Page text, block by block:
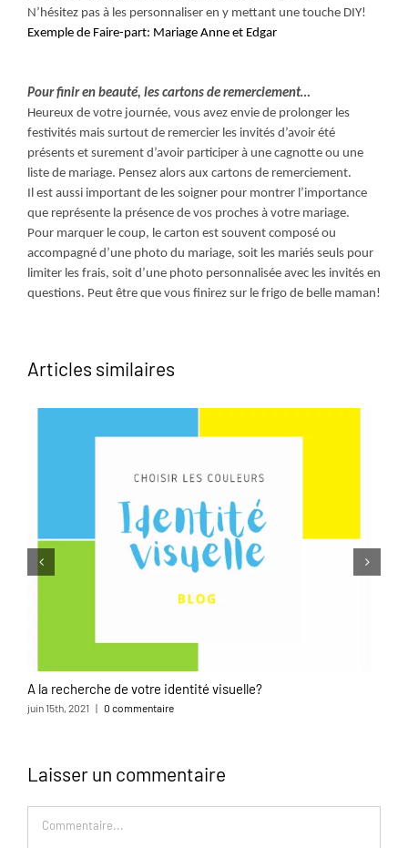
N’hésitez pas à les personnaliser en y mettant une touche DIY!
Exemple de Faire-part: Mariage Anne et Edgar
Pour finir en beauté, les cartons de remerciement…
Heureux de votre journée, vous avez envie de prolonger les
festivités mais surtout de remercier les invités d’avoir été
présents et surement d’avoir participer à une cagnotte ou une
liste de mariage. Pensez alors aux cartons de remerciement.
Il est aussi important de les soigner pour montrer l’importance
que représente la présence de vos proches à votre mariage.
Pour marquer le coup, le carton est souvent composé ou
accompagné d’une photo du mariage, soit les mariés seuls pour
limiter les frais, soit d’une photo personnalisée avec les invités en
questions. Peut être que vous finirez sur le frigo de belle maman!
Articles similaires
A la recherche de votre identité visuelle?
juin 15th, 2021 | 0 commentaire
Laisser un commentaire